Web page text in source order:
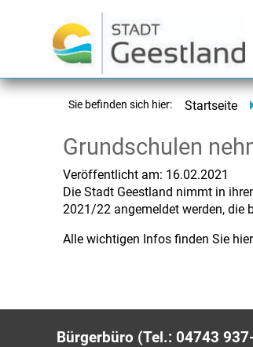
Sie befinden sich hier: Startseite
Grundschulen
Veröffentlicht am: 16.02.2021
Die Stadt Geestland nimmt in
2021/22 angemeldet werden, die
Alle wichtigen Infos finden Sie
Bürgerbüro (Tel.: 04743